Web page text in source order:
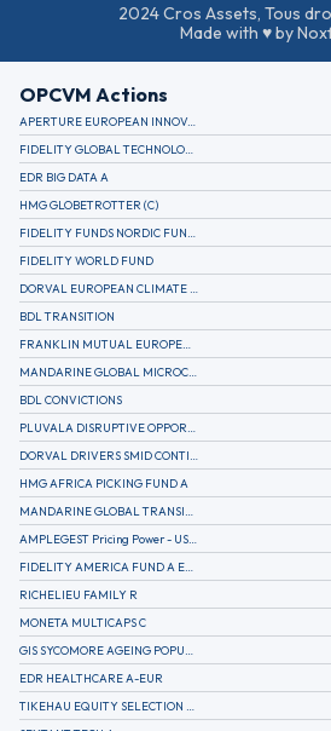
2024 Cros Assets, Tous
Made with ♥ by
OPCVM Actions
APERTURE EUROPEAN INNOVATION
EDR BIG DATA A
HMG GLOBETROTTER (C)
FIDELITY WORLD FUND
BDL TRANSITION
BDL CONVICTIONS
HMG AFRICA PICKING FUND A
RICHELIEU FAMILY R
MONETA MULTICAPS C
EDR HEALTHCARE A-EUR